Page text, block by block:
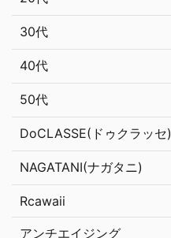
30代
40代
50代
DoCLASSE(ドゥクラッセ)
NAGATANI(ナガタニ)
Rcawaii
アンチエイジング